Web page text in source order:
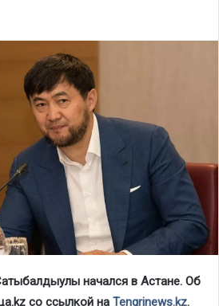
начался в Астане. Об
со ссылкой на Tengrinews.kz.